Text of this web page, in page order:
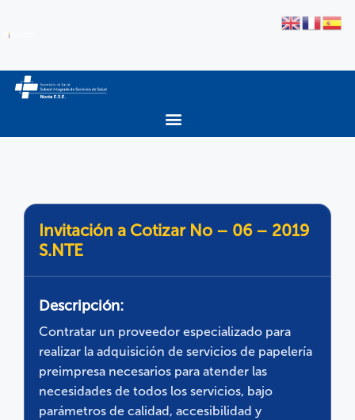
Invitación a Cotizar No – 06 – 2019
S.NTE
Descripción:
Contratar un proveedor especializado para
realizar la adquisición de servicios de papelería
preimpresa necesarios para atender las
necesidades de todos los servicios, bajo
parámetros de calidad, accesibilidad y